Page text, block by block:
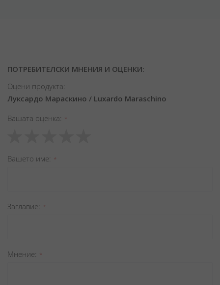
ПОТРЕБИТЕЛСКИ МНЕНИЯ И ОЦЕНКИ:
Оцени продукта:
Луксардо Мараскино / Luxardo Maraschino
Вашата оценка
star
stars
stars
stars
stars
Вашето име
Заглавиe
Мнение